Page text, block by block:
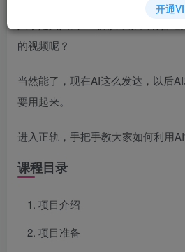
的视频呢？
当然能了，现在AI这么发达，以后
要用起来。
进入正轨，手把手教大家如何利用
课程目录
项目介绍
项目准备
开通